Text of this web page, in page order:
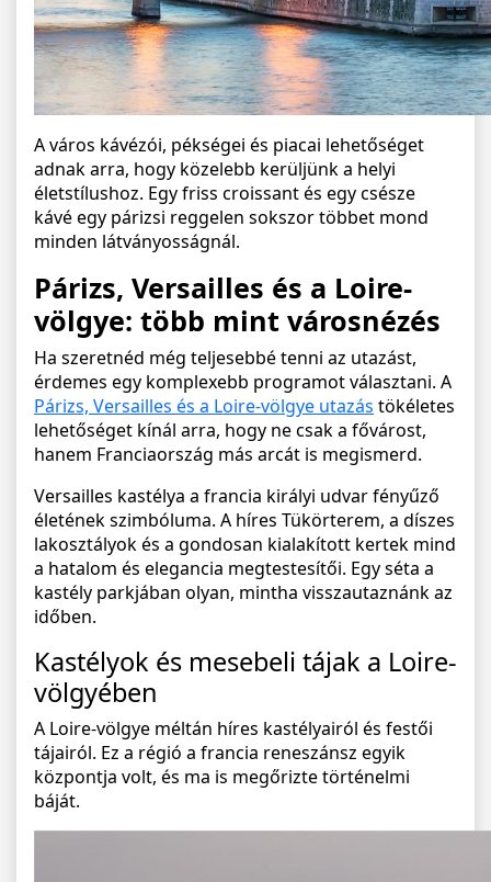
A város kávézói, pékségei és piacai lehetőséget
adnak arra, hogy közelebb kerüljünk a helyi
életstílushoz. Egy friss croissant és egy csésze
kávé egy párizsi reggelen sokszor többet mond
minden látványosságnál.
Párizs, Versailles és a Loire-
völgye: több mint városnézés
Ha szeretnéd még teljesebbé tenni az utazást,
érdemes egy komplexebb programot választani. A
Párizs, Versailles és a Loire-völgye utazás tökéletes
lehetőséget kínál arra, hogy ne csak a fővárost,
hanem Franciaország más arcát is megismerd.
Versailles kastélya a francia királyi udvar fényűző
életének szimbóluma. A híres Tükörterem, a díszes
lakosztályok és a gondosan kialakított kertek mind
a hatalom és elegancia megtestesítői. Egy séta a
kastély parkjában olyan, mintha visszautaznánk az
időben.
Kastélyok és mesebeli tájak a Loire-
völgyében
A Loire-völgye méltán híres kastélyairól és festői
tájairól. Ez a régió a francia reneszánsz egyik
központja volt, és ma is megőrizte történelmi
báját.